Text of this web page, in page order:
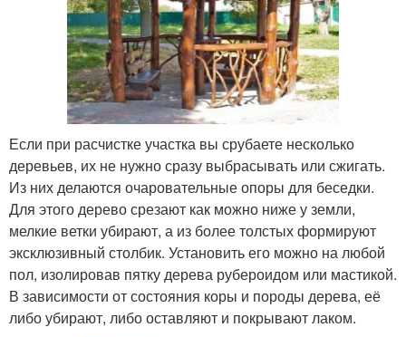
Если при расчистке участка вы срубаете несколько
деревьев, их не нужно сразу выбрасывать или сжигать.
Из них делаются очаровательные опоры для беседки.
Для этого дерево срезают как можно ниже у земли,
мелкие ветки убирают, а из более толстых формируют
эксклюзивный столбик. Установить его можно на любой
пол, изолировав пятку дерева рубероидом или мастикой.
В зависимости от состояния коры и породы дерева, её
либо убирают, либо оставляют и покрывают лаком.